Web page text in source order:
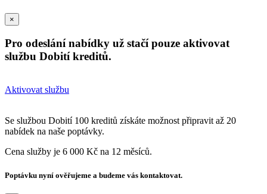
×
Pro odeslání nabídky už stačí pouze aktivovat
službu Dobití kreditů.
Aktivovat službu
Se službou Dobití 100 kreditů získáte možnost připravit až 20
nabídek na naše poptávky.
Cena služby je 6 000 Kč na 12 měsíců.
Poptávku nyní ověřujeme a budeme vás kontaktovat.